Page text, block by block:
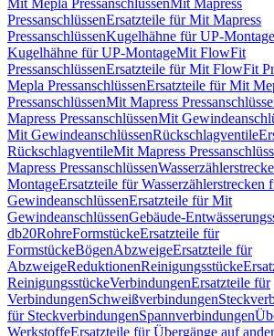
Mit Mepla PressanschlüssenMit Mapress
PressanschlüssenErsatzteile für Mit Mapress
PressanschlüssenKugelhähne für UP-Montage
Kugelhähne für UP-MontageMit FlowFit
PressanschlüssenErsatzteile für Mit FlowFit
Mepla PressanschlüssenErsatzteile für Mit
PressanschlüssenMit Mapress
Mapress PressanschlüssenMit
Mit GewindeanschlüssenRückschlagventile
RückschlagventileMit Mapress
Mapress Pressanschlüssen
MontageErsatzteile für Wasserzählerstrecken
GewindeanschlüssenErsatzteile für Mit
GewindeanschlüssenGebäude-
db20RohreFormstückeErsatzteile für
FormstückeBögenAbzweigeErsatzteile für
AbzweigeReduktionenReinigungsstücke
ReinigungsstückeVerbindungenErsatzteile für
VerbindungenSchweißverbindungen
für SteckverbindungenSpannverbindungen
WerkstoffeErsatzteile für Übergänge auf